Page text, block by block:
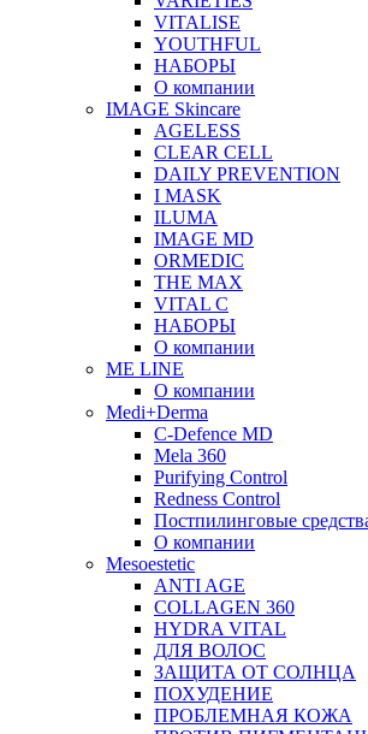
VITALISE
YOUTHFUL
НАБОРЫ
О компании
IMAGE Skincare
AGELESS
CLEAR CELL
DAILY PREVENTION
I MASK
ILUMA
IMAGE MD
ORMEDIC
THE MAX
VITAL C
НАБОРЫ
О компании
ME LINE
О компании
Medi+Derma
C-Defence MD
Mela 360
Purifying Control
Redness Control
Постпилинговые
О компании
Mesoestetic
ANTI AGE
COLLAGEN 360
HYDRA VITAL
ДЛЯ ВОЛОС
ЗАЩИТА ОТ СОЛНЦА
ПОХУДЕНИЕ
ПРОБЛЕМНАЯ КОЖА